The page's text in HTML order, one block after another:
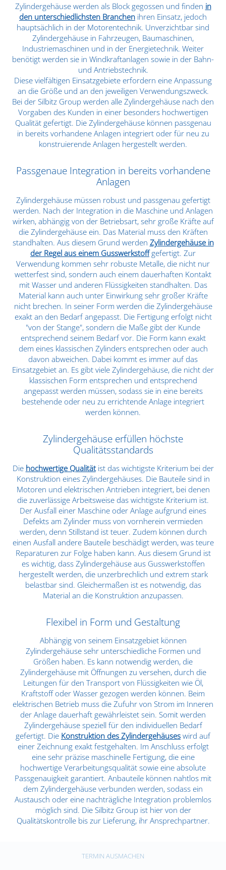
Zylindergehäuse werden als Block gegossen und finden in
den unterschiedlichsten Branchen ihren Einsatz, jedoch
hauptsächlich in der Motorentechnik. Unverzichtbar sind
Zylindergehäuse in Fahrzeugen, Baumaschinen,
Industriemaschinen und in der Energietechnik. Weiter
benötigt werden sie in Windkraftanlagen sowie in der Bahn-
und Antriebstechnik.
Diese vielfältigen Einsatzgebiete erfordern eine Anpassung
an die Größe und an den jeweiligen Verwendungszweck.
Bei der Silbitz Group werden alle Zylindergehäuse nach den
Vorgaben des Kunden in einer besonders hochwertigen
Qualität gefertigt. Die Zylindergehäuse können passgenau
in bereits vorhandene Anlagen integriert oder für neu zu
konstruierende Anlagen hergestellt werden.
Passgenaue Integration in bereits vorhandene
Anlagen
Zylindergehäuse müssen robust und passgenau gefertigt
werden. Nach der Integration in die Maschine und Anlagen
wirken, abhängig von der Betriebsart, sehr große Kräfte auf
die Zylindergehäuse ein. Das Material muss den Kräften
standhalten. Aus diesem Grund werden Zylindergehäuse in
der Regel aus einem Gusswerkstoffgefertigt. Zur
Verwendung kommen sehr robuste Metalle, die nicht nur
wetterfest sind, sondern auch einem dauerhaften Kontakt
mit Wasser und anderen Flüssigkeiten standhalten. Das
Material kann auch unter Einwirkung sehr großer Kräfte
nicht brechen. In seiner Form werden die Zylindergehäuse
exakt an den Bedarf angepasst. Die Fertigung erfolgt nicht
"von der Stange", sondern die Maße gibt der Kunde
entsprechend seinem Bedarf vor. Die Form kann exakt
dem eines klassischen Zylinders entsprechen oder auch
davon abweichen. Dabei kommt es immer auf das
Einsatzgebiet an. Es gibt viele Zylindergehäuse, die nicht der
klassischen Form entsprechen und entsprechend
angepasst werden müssen, sodass sie in eine bereits
bestehende oder neu zu errichtende Anlage integriert
werden können.
Zylindergehäuse erfüllen höchste
Qualitätsstandards
Die hochwertige Qualitätist das wichtigste Kriterium bei der
Konstruktion eines Zylindergehäuses. Die Bauteile sind in
Motoren und elektrischen Antrieben integriert, bei denen
die zuverlässige Arbeitsweise das wichtigste Kriterium ist.
Der Ausfall einer Maschine oder Anlage aufgrund eines
Defekts am Zylinder muss von vornherein vermieden
werden, denn Stillstand ist teuer. Zudem können durch
einen Ausfall andere Bauteile beschädigt werden, was teure
Reparaturen zur Folge haben kann. Aus diesem Grund ist
es wichtig, dass Zylindergehäuse aus Gusswerkstoffen
hergestellt werden, die unzerbrechlich und extrem stark
belastbar sind. Gleichermaßen ist es notwendig, das
Material an die Konstruktion anzupassen.
Flexibel in Form und Gestaltung
Abhängig von seinem Einsatzgebiet können
Zylindergehäuse sehr unterschiedliche Formen und
Größen haben. Es kann notwendig werden, die
Zylindergehäuse mit Öffnungen zu versehen, durch die
Leitungen für den Transport von Flüssigkeiten wie Öl,
Kraftstoff oder Wasser gezogen werden können. Beim
elektrischen Betrieb muss die Zufuhr von Strom im Inneren
der Anlage dauerhaft gewährleistet sein. Somit werden
Zylindergehäuse speziell für den individuellen Bedarf
gefertigt. Die Konstruktion des Zylindergehäuses wird auf
einer Zeichnung exakt festgehalten. Im Anschluss erfolgt
eine sehr präzise maschinelle Fertigung, die eine
hochwertige Verarbeitungsqualität sowie eine absolute
Passgenauigkeit garantiert. Anbauteile können nahtlos mit
dem Zylindergehäuse verbunden werden, sodass ein
Austausch oder eine nachträgliche Integration problemlos
möglich sind. Die Silbitz Group ist hier von der
Qualitätskontrolle bis zur Lieferung, ihr Ansprechpartner.
TERMIN AUSMACHEN